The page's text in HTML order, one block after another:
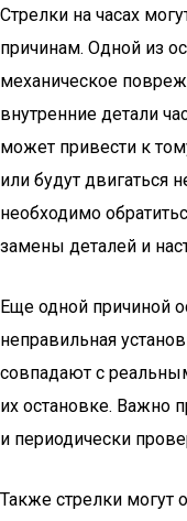
Стрелки на часах
причинам. Одной из
механическое
внутренние детали
может привести к
или будут двигаться
необходимо
замены деталей и
Еще одной причиной
неправильная
совпадают с
их остановке. Важно
и периодически
Также стрелки могут